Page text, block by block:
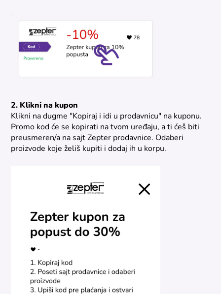
2. Klikni na kupon
Klikni na dugme "Kopiraj i idi u prodavnicu" na kuponu.
Promo kod će se kopirati na tvom uređaju, a ti ćeš biti
preusmeren/a na sajt Zepter prodavnice. Odaberi
proizvode koje želiš kupiti i dodaj ih u korpu.